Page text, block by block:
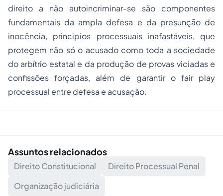
direito a não autoincriminar-se são componentes
fundamentais da ampla defesa e da presunção de
inocência, principios processuais inafastáveis, que
protegem não só o acusado como toda a sociedade
do arbítrio estatal e da produção de provas viciadas e
confissões forçadas, além de garantir o fair play
processual entre defesa e acusação.
Assuntos relacionados
Direito Constitucional
Direito Processual Penal
Organização judiciária